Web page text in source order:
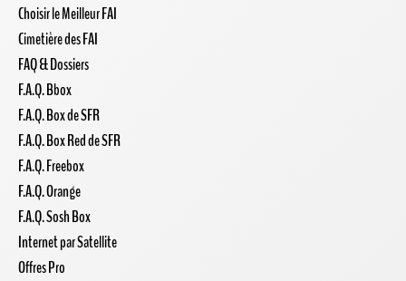
Choisir le Meilleur FAI
Cimetière des FAI
FAQ & Dossiers
F.A.Q. Bbox
F.A.Q. Box de SFR
F.A.Q. Box Red de SFR
F.A.Q. Freebox
F.A.Q. Orange
F.A.Q. Sosh Box
Internet par Satellite
Offres Pro